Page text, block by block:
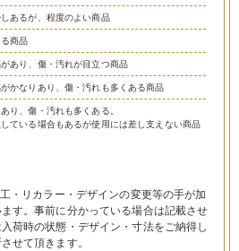
あるが、程度のよい商品
商品
あり、傷・汚れが目立つ商品
かなりあり、傷・汚れも多くある商品
り、傷・汚れも多くある。
ている場合もあるが使用には差し支えない商品
・リカラー・デザインの変更等の手が加
す。事前に分かっている場合は記載させ
荷時の状態・デザイン・寸法をご納得し
せて頂きます。